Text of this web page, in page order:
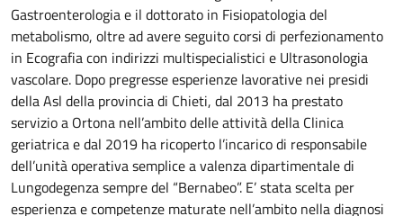
Gastroenterologia e il dottorato in Fisiopatologia del
metabolismo, oltre ad avere seguito corsi di perfezionamento
in Ecografia con indirizzi multispecialistici e Ultrasonologia
vascolare. Dopo pregresse esperienze lavorative nei presidi
della Asl della provincia di Chieti, dal 2013 ha prestato
servizio a Ortona nell’ambito delle attività della Clinica
geriatrica e dal 2019 ha ricoperto l’incarico di responsabile
dell’unità operativa semplice a valenza dipartimentale di
Lungodegenza sempre del “Bernabeo”. E’ stata scelta per
esperienza e competenze maturate nell’ambito nella diagnosi